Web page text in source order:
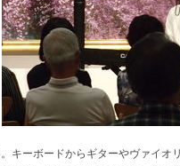
キーボードからギターやヴァイオ